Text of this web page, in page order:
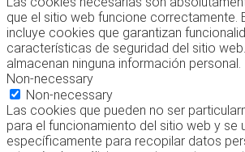
que el sitio web funcione correctamente.
incluye cookies que garantizan
características de seguridad del sitio
almacenan ninguna información personal.
Non-necessary
Non-necessary
Las cookies que pueden no ser
para el funcionamiento del sitio web y se
específicamente para recopilar datos